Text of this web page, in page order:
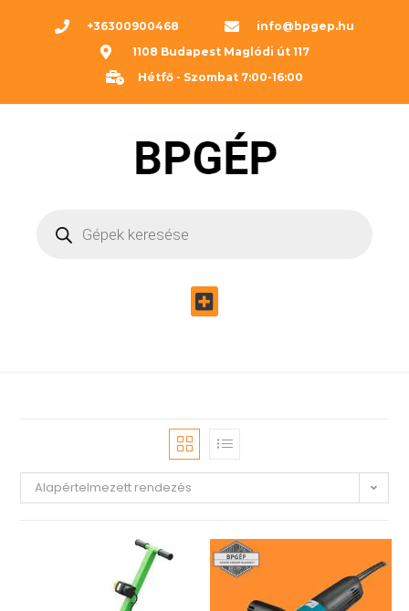
+36300900468
info@bpgep.hu
1108 Budapest Maglódi út 117
Hétfő - Szombat 7:00-16:00
Alapértelmezett rendezés